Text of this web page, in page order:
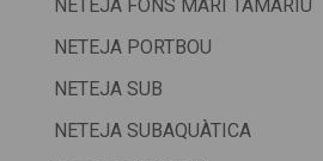
NETEJA FONS MARI TAMARIU
NETEJA PORTBOU
NETEJA SUB
NETEJA SUBAQUÀTICA